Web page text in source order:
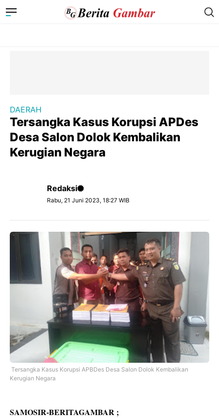
DAERAH
Tersangka Kasus Korupsi APDes
Desa Salon Dolok Kembalikan
Kerugian Negara
Redaksi
Rabu, 21 Juni 2023, 18:27 WIB
Tersangka Kasus Korupsi APBDes Desa Salon Dolok Kembalikan
Kerugian Negara
SAMOSIR-BERITAGAMBAR ;